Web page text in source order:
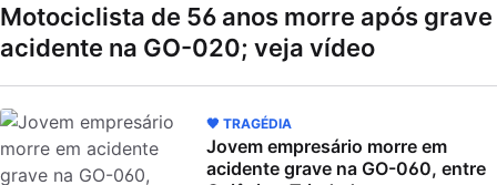
Motociclista de 56 anos morre após grave
acidente na GO-020; veja vídeo
🖤 TRAGÉDIA
Jovem empresário morre em
acidente grave na GO-060, entre